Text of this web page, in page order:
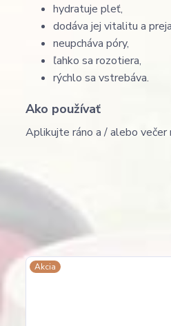
hydratuje pleť,
dodáva jej vitalitu a
neupcháva póry,
ľahko sa rozotiera,
rýchlo sa vstrebáva.
Ako používať
Aplikujte ráno a / alebo
Akcia